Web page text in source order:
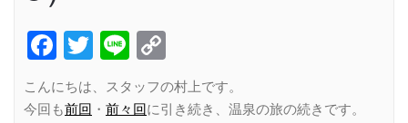
Facebook
Twitter
Line
Link
こんにちは、スタッフの村上です。
今回も前回 ・ 前々回に引き続き、温泉の旅の続きです。